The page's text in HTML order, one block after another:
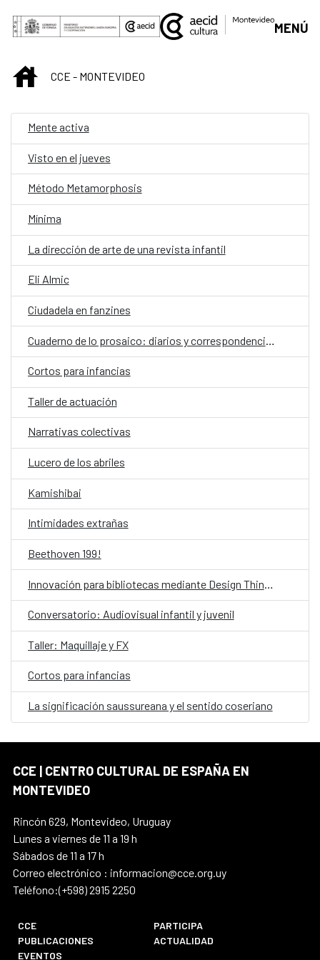
Saltar al contenido principal
MENÚ
INICIOCCE - MONTEVIDEO
Mente activa
Visto en el jueves
Método Metamorphosis
Mínima
La dirección de arte de una revista infantil
Eli Almic
Ciudadela en fanzines
Cortos para infancias
Taller de actuación
Narrativas colectivas
Lucero de los abriles
Kamishibai
Intimidades extrañas
Beethoven 199!
Conversatorio: Audiovisual infantil y juvenil
Taller: Maquillaje y FX
Cortos para infancias
La significación saussureana y el sentido coseriano
CCE | CENTRO CULTURAL DE ESPAÑA EN
MONTEVIDEO
Rincón 629, Montevideo, Uruguay
Lunes a viernes de 11 a 19 h
Sábados de 11 a 17 h
Correo electrónico : informacion@cce.org.uy
Teléfono:(+598) 2915 2250
CCE
PARTICIPA
PUBLICACIONES
ACTUALIDAD
EVENTOS